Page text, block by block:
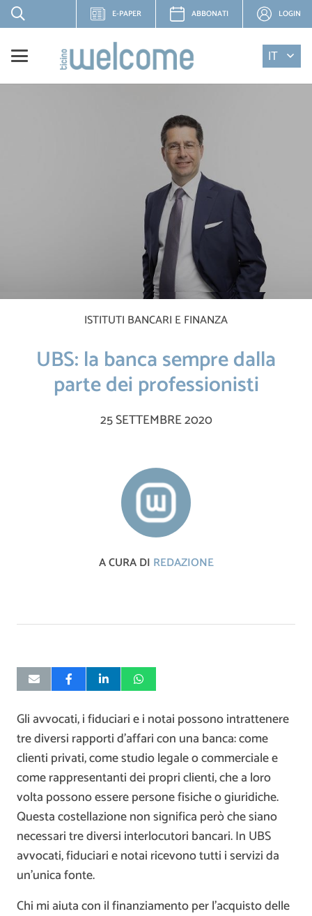
E-PAPER ABBONATI LOGIN
IT
ISTITUTI BANCARI E FINANZA
UBS: la banca sempre dalla
parte dei professionisti
25 SETTEMBRE 2020
A CURA DI REDAZIONE
Gli avvocati, i fiduciari e i notai possono intrattenere
tre diversi rapporti d’affari con una banca: come
clienti privati, come studio legale o commerciale e
come rappresentanti dei propri clienti, che a loro
volta possono essere persone fisiche o giuridiche.
Questa costellazione non significa però che siano
necessari tre diversi interlocutori bancari. In UBS
avvocati, fiduciari e notai ricevono tutti i servizi da
un’unica fonte.
Chi mi aiuta con il finanziamento per l’acquisto delle